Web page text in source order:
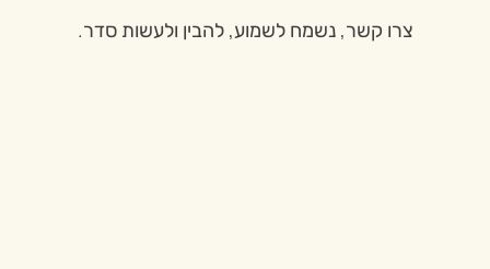
צרו קשר, נשמח לשמוע, להבין ולעשות סדר.